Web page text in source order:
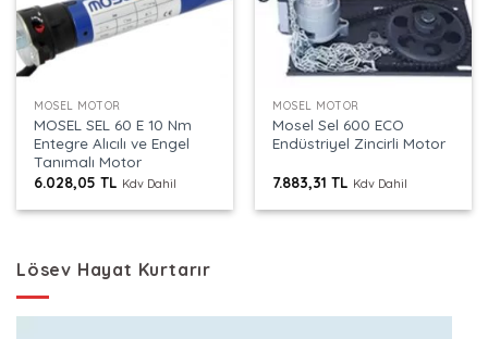
MOSEL MOTOR
MOSEL SEL 60 E 10 Nm
Entegre Alıcılı ve Engel
Tanımalı Motor
6.028,05TL Kdv Dahil
MOSEL MOTOR
Mosel Sel 600 ECO
Endüstriyel Zincirli Motor
7.883,31TL Kdv Dahil
Lösev Hayat Kurtarır